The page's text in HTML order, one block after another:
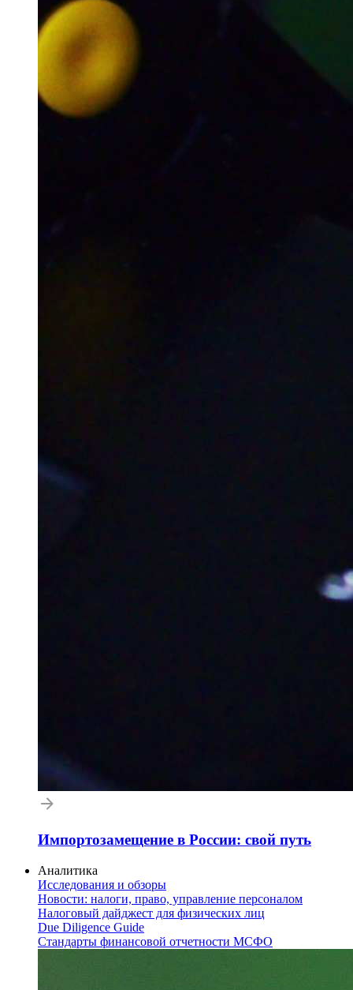
Импортозамещение в России: свой путь
Аналитика
Исследования и обзоры
Новости: налоги, право, управление персоналом
Налоговый дайджест для физических лиц
Due Diligence Guide
Стандарты финансовой отчетности МСФО